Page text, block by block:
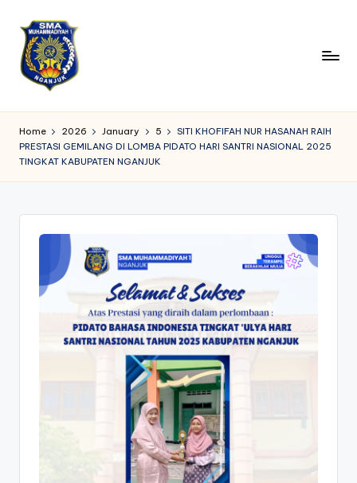
Skip
content
M
A
M
1
Ilmu,
Tumbuh
Home 2026 January 5
SITI KHOFIFAH NUR HASANAH RAIH
PRESTASI GEMILANG DI LOMBA PIDATO HARI SANTRI NASIONAL 2025
TINGKAT KABUPATEN NGANJUK